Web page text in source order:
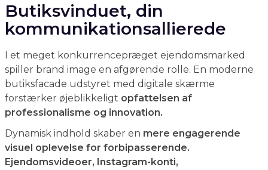
Butiksvinduet, din
kommunikationsallierede
I et meget konkurrencepræget ejendomsmarked
spiller brand image en afgørende rolle. En moderne
butiksfacade udstyret med digitale skærme
forstærker øjeblikkeligt opfattelsen af
professionalisme og innovation.
Dynamisk indhold skaber en mere engagerende
visuel oplevelse for forbipasserende.
Ejendomsvideoer, Instagram-konti,